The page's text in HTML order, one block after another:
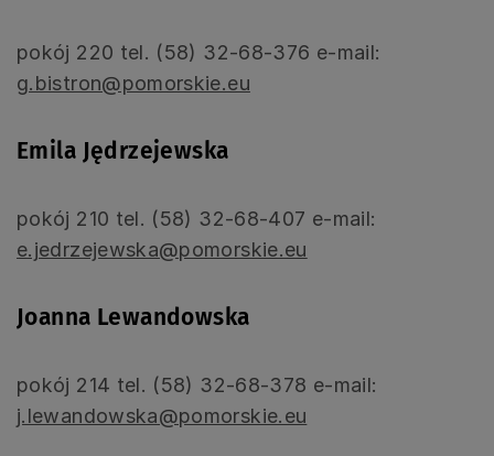
pokój 220 tel. (58) 32-68-376 e-mail:
g.bistron@pomorskie.eu
Emila Jędrzejewska
pokój 210 tel. (58) 32-68-407 e-mail:
e.jedrzejewska@pomorskie.eu
Joanna Lewandowska
pokój 214 tel. (58) 32-68-378 e-mail:
j.lewandowska@pomorskie.eu